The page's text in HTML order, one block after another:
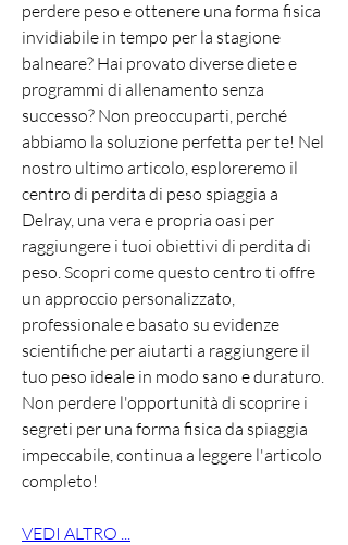
perdere peso e ottenere una forma fisica
invidiabile in tempo per la stagione
balneare? Hai provato diverse diete e
programmi di allenamento senza
successo? Non preoccuparti, perché
abbiamo la soluzione perfetta per te! Nel
nostro ultimo articolo, esploreremo il
centro di perdita di peso spiaggia a
Delray, una vera e propria oasi per
raggiungere i tuoi obiettivi di perdita di
peso. Scopri come questo centro ti offre
un approccio personalizzato,
professionale e basato su evidenze
scientifiche per aiutarti a raggiungere il
tuo peso ideale in modo sano e duraturo.
Non perdere l'opportunità di scoprire i
segreti per una forma fisica da spiaggia
impeccabile, continua a leggere l'articolo
completo!
VEDI ALTRO ...